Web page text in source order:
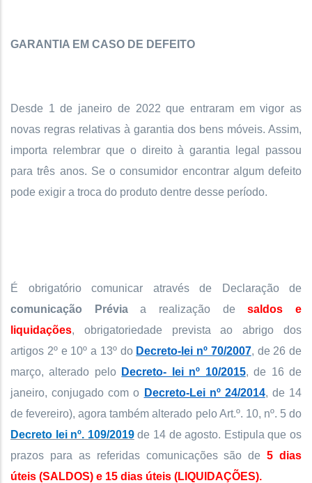
GARANTIA EM CASO DE DEFEITO
Desde 1 de janeiro de 2022 que entraram em vigor as
novas regras relativas à garantia dos bens móveis. Assim,
importa relembrar que o direito à garantia legal passou
para três anos. Se o consumidor encontrar algum defeito
pode exigir a troca do produto dentre desse período.
É obrigatório comunicar através de Declaração de
comunicação Préviaa realização desaldos e
liquidações, obrigatoriedade prevista ao abrigo dos
artigos 2º e 10º a 13º do Decreto-lei nº 70/2007, de 26 de
março, alterado pelo Decreto- lei nº 10/2015, de 16 de
janeiro, conjugado com o Decreto-Lei nº 24/2014, de 14
de fevereiro), agora também alterado pelo Art.º. 10, nº. 5 do
Decreto lei nº. 109/2019de 14 de agosto. Estipula que os
prazos para as referidas comunicações são de5 dias
úteis (SALDOS) e 15 dias úteis (LIQUIDAÇÕES).